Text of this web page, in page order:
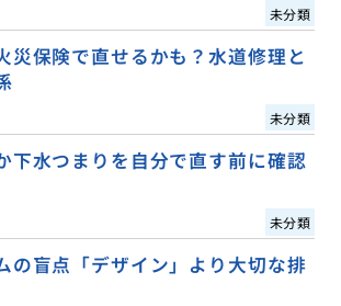
未分類
災保険で直せるかも？水道修理と
未分類
下水つまりを自分で直す前に確認
未分類
の盲点「デザイン」より大切な排